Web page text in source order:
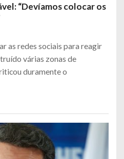
“Devíamos colocar os
as redes sociais para reagir
várias zonas de
duramente o